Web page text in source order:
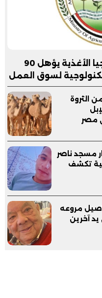
الزراعة: معهد بحوث تكنولوجيا الأغذية يؤهل 90
لا تتجاوز 1% من الثروة
مصر
مسجد ناصر
تكشف
مروعه
آخرين